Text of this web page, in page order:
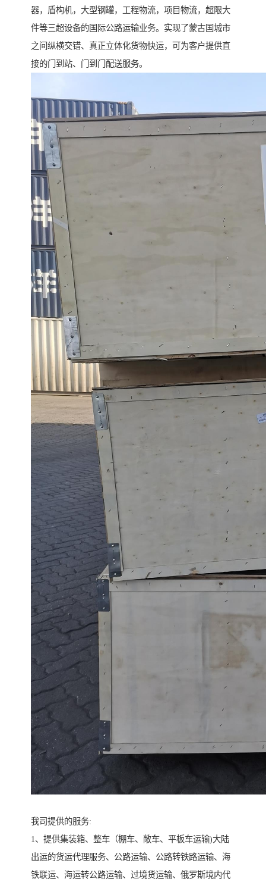
器，盾构机，大型钢罐，工程物流，项目物流，超限大
件等三超设备的国际公路运输业务。实现了蒙古国城市
之间纵横交错、真正立体化货物快运，可为客户提供直
接的门到站、门到门配送服务。
我司提供的服务:
1、提供集装箱、整车（棚车、敞车、平板车运输)大陆
出运的货运代理服务、公路运输、公路转铁路运输、海
铁联运、海运转公路运输、过境货运输、俄罗斯境内代